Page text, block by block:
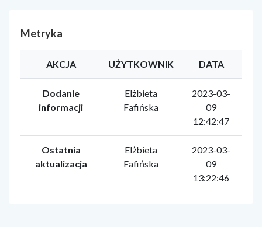
Metryka
AKCJA UŻYTKOWNIK DATA
Dodanie
informacji
Elżbieta
Fafińska
2023-03-
09
12:42:47
Ostatnia
aktualizacja
Elżbieta
Fafińska
2023-03-
09
13:22:46